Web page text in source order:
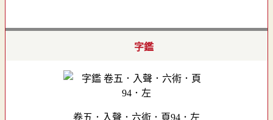
字鑑
卷五．入聲．六術．頁94．左